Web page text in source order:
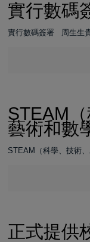
實行數碼
實行數碼簽署 周生生
STEAM（
藝術和數
STEAM（科學、技術
正式提供